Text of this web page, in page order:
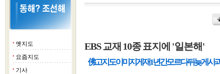
■ 옛지도
■ 요즘지도
■ 기사
EBS 교재 10종 표지에 '일본해'
佛 고지도 이미지 게재 1년간 모르다 뒤늦게 사